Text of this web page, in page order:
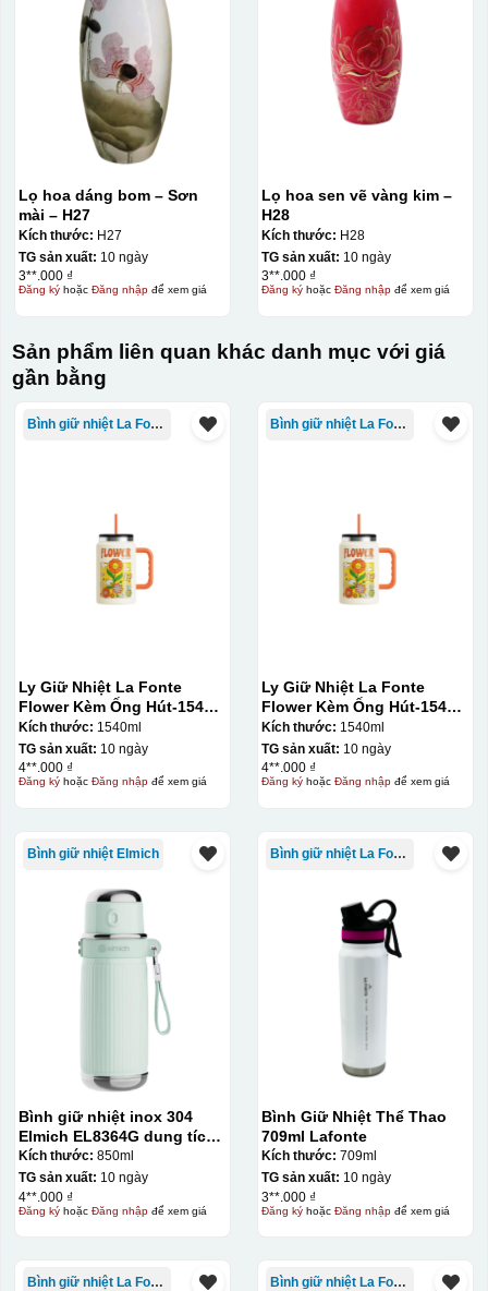
lên gốm sứ
Bước 2: Dán decal lên gốm sứĐể dán decal lên gốm
sứ, thợ sẽ cắt thủ công các miếng logo ra, sau đó thấp
cho vị trí logo cân đối phù hợp, sau đó dùng miếng nhựa
gạt hết nước phía dưới ra
Lọ hoa dáng bom – Sơn
mài – H27
Kích thước: H27
TG sản xuất: 10 ngày
3**.000 ₫
Đăng kýhoặc Đăng nhậpđể xem giá
Lọ hoa sen vẽ vàng kim –
H28
Kích thước: H28
TG sản xuất: 10 ngày
3**.000 ₫
Đăng kýhoặc Đăng nhậpđể xem giá
Sản phẩm liên quan khác danh mục với giá
gần bằng
Bình giữ nhiệt La Fonte
Ly Giữ Nhiệt La Fonte
Flower Kèm Ống Hút-1540
ml-014786
Kích thước: 1540ml
TG sản xuất: 10 ngày
4**.000 ₫
Đăng kýhoặc Đăng nhậpđể xem giá
Bình giữ nhiệt La Fonte
Ly Giữ Nhiệt La Fonte
Flower Kèm Ống Hút-1540
ml-014786
Kích thước: 1540ml
TG sản xuất: 10 ngày
4**.000 ₫
Đăng kýhoặc Đăng nhậpđể xem giá
Bình giữ nhiệt Elmich
Bình giữ nhiệt inox 304
Elmich EL8364G dung tích
850ml
Kích thước: 850ml
TG sản xuất: 10 ngày
4**.000 ₫
Đăng kýhoặc Đăng nhậpđể xem giá
Bình giữ nhiệt La Fonte
Bình Giữ Nhiệt Thể Thao
709ml Lafonte
Kích thước: 709ml
TG sản xuất: 10 ngày
3**.000 ₫
Đăng kýhoặc Đăng nhậpđể xem giá
Bình giữ nhiệt La Fonte Bình giữ nhiệt La Fonte